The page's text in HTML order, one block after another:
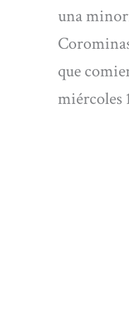
una
que
miércoles